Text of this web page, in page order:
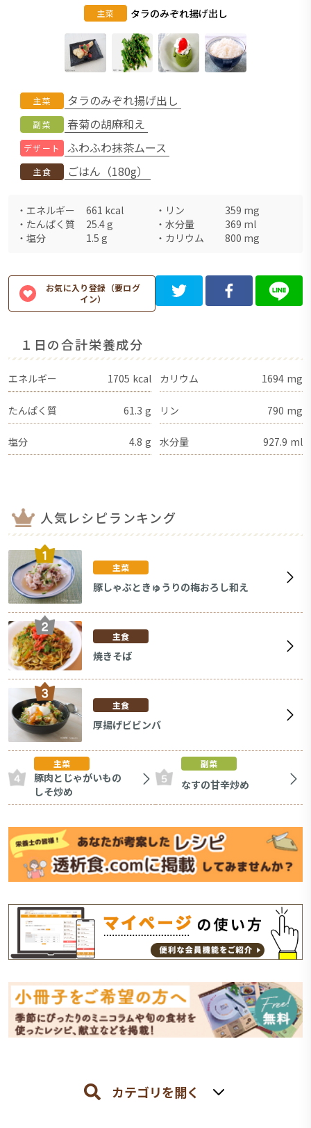
主菜 タラのみぞれ揚げ出し
主菜 タラのみぞれ揚げ出し
副菜 春菊の胡麻和え
デザート ふわふわ抹茶ムース
主食 ごはん（180g）
・ エネルギー 661 kcal ・ リン 359 mg
・ たんぱく質 25.4g ・ 水分量 369 ml
・ 塩分 1.5 g ・ カリウム 800 mg
お気に入り登録（要ログ
イン）
１日の合計栄養成分
エネルギー 1705 kcal カリウム 1694 mg
たんぱく質 61.3 g リン 790 mg
塩分 4.8 g 水分量 927.9 ml
人気レシピランキング
主菜
豚しゃぶときゅうりの梅おろし和え
主食
焼きそば
主食
厚揚げビビンバ
主菜
豚肉とじゃがいもの
しそ炒め
副菜
なすの甘辛炒め
カテゴリを開く